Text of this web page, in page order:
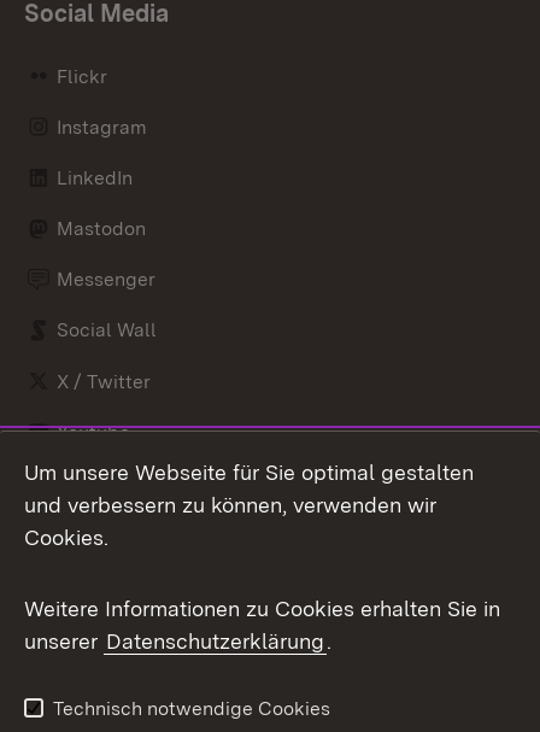
Social Media
Flickr
Instagram
LinkedIn
Mastodon
Messenger
Social Wall
X / Twitter
Youtube
Impressum
Datenschutz
Cookies
Um unsere Webseite für Sie optimal gestalten
und verbessern zu können, verwenden wir
Cookies.
Weitere Informationen zu Cookies erhalten Sie in
unserer Datenschutzerklärung.
Technisch notwendige Cookies